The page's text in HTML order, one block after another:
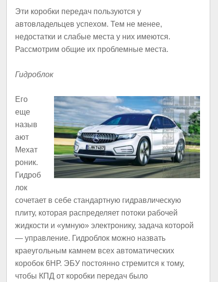
Эти коробки передач пользуются у
автовладельцев успехом. Тем не менее,
недостатки и слабые места у них имеются.
Рассмотрим общие их проблемные места.
Гидроблок
Его
еще
назыв
ают
Мехат
роник.
Гидроб
лок
сочетает в себе стандартную гидравлическую
плиту, которая распределяет потоки рабочей
жидкости и «умную» электронику, задача которой
— управление. Гидроблок можно назвать
краеугольным камнем всех автоматических
коробок 6НР. ЭБУ постоянно стремится к тому,
чтобы КПД от коробки передач было